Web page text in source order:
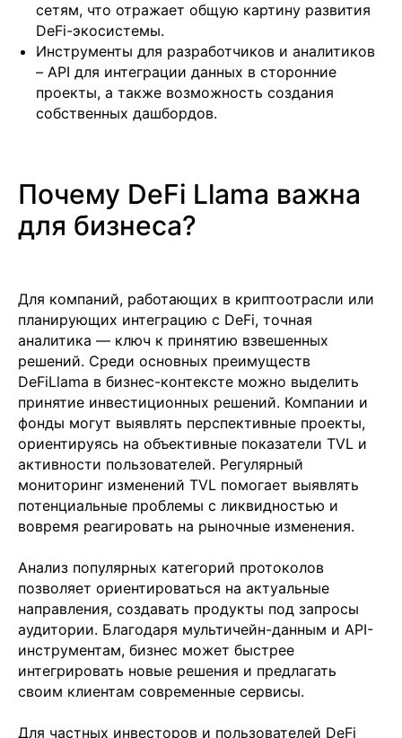
сетям, что отражает общую картину развития
DeFi-экосистемы.
Инструменты для разработчиков и аналитиков
– API для интеграции данных в сторонние
проекты, а также возможность создания
собственных дашбордов.
Почему DeFi Llama важна
для бизнеса?
Для компаний, работающих в криптоотрасли или
планирующих интеграцию с DeFi, точная
аналитика — ключ к принятию взвешенных
решений. Среди основных преимуществ
DeFiLlama в бизнес-контексте можно выделить
принятие инвестиционных решений. Компании и
фонды могут выявлять перспективные проекты,
ориентируясь на объективные показатели TVL и
активности пользователей. Регулярный
мониторинг изменений TVL помогает выявлять
потенциальные проблемы с ликвидностью и
вовремя реагировать на рыночные изменения.
Анализ популярных категорий протоколов
позволяет ориентироваться на актуальные
направления, создавать продукты под запросы
аудитории. Благодаря мультичейн-данным и API-
инструментам, бизнес может быстрее
интегрировать новые решения и предлагать
своим клиентам современные сервисы.
Для частных инвесторов и пользователей DeFi